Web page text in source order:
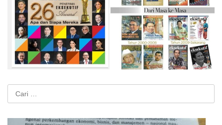
Cari
untuk: